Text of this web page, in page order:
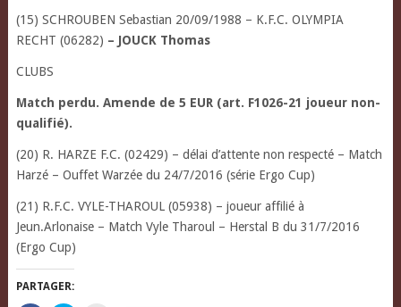
(15) SCHROUBEN Sebastian 20/09/1988 – K.F.C. OLYMPIA
RECHT (06282) – JOUCK Thomas
CLUBS
Match perdu. Amende de 5 EUR (art. F1026-21 joueur non-
qualifié).
(20) R. HARZE F.C. (02429) – délai d’attente non respecté – Match
Harzé – Ouffet Warzée du 24/7/2016 (série Ergo Cup)
(21) R.F.C. VYLE-THAROUL (05938) – joueur affilié à
Jeun.Arlonaise – Match Vyle Tharoul – Herstal B du 31/7/2016
(Ergo Cup)
PARTAGER: